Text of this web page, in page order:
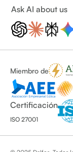
Ask AI about us
Miembro de
Certificación
ISO 27001